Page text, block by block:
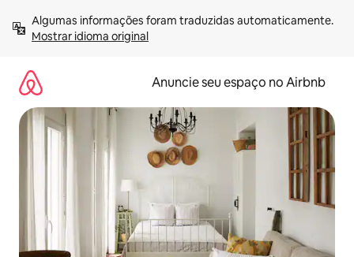
para
Mostrar idioma original
Anuncie seu espaço no Airbnb